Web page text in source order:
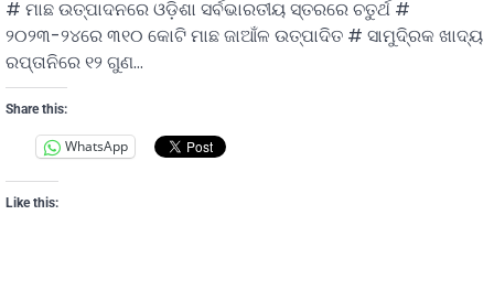
# ମାଛ ଉତ୍ପାଦନରେ ଓଡ଼ିଶା ସର୍ବଭାରତୀୟ ସ୍ତରରେ ଚତୁର୍ଥ #
୨୦୨୩-୨୪ରେ ୩୧୦ କୋଟି ମାଛ ଜାଆଁଳ ଉତ୍ପାଦିତ # ସାମୁଦି୍ରକ ଖାଦ୍ୟ
ରପ୍ତାନିରେ ୧୨ ଗୁଣ…
Share this:
WhatsApp
Like this: